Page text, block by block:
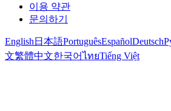
이용 약관
문의하기
English 日本語PortuguêsEspañolDeutsch
文繁體中文한국어ไทยTiếng Việt